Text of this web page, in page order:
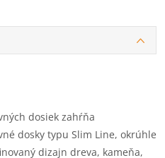
dosiek zahŕňa
dosky typu Slim Line, okrúhle
dizajn dreva, kameňa,